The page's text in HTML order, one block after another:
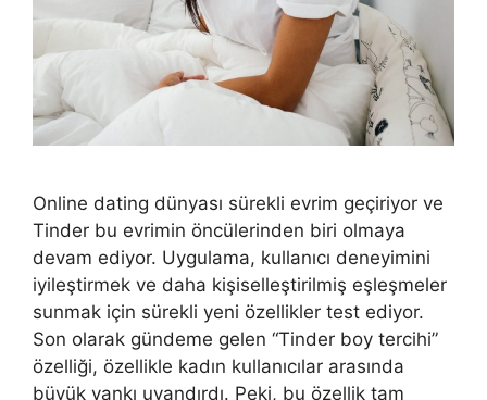
Online dating dünyası sürekli evrim geçiriyor ve
Tinder bu evrimin öncülerinden biri olmaya
devam ediyor. Uygulama, kullanıcı deneyimini
iyileştirmek ve daha kişiselleştirilmiş eşleşmeler
sunmak için sürekli yeni özellikler test ediyor.
Son olarak gündeme gelen “Tinder boy tercihi”
özelliği, özellikle kadın kullanıcılar arasında
büyük yankı uyandırdı. Peki, bu özellik tam